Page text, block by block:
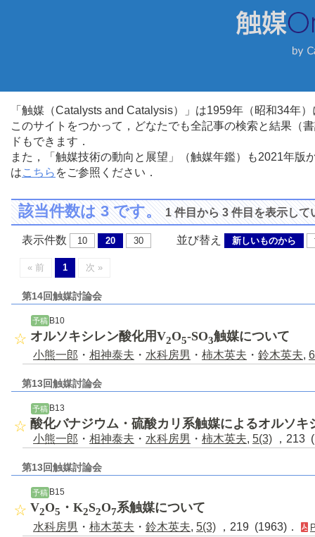
「触媒（Catalysts and Catalysis）」は1959年（昭和34年
このサイトをつかって，どなたでも全記事の検索と結果（
ドもできます．
また，「触媒技術の動向と展望」（触媒年鑑）も2021年
はこちら をご参照ください．
該当件数は 3 です。1 件目から 3 件目を表示して
表示件数 10 20 30 並び替え 新しいものから
« 前 1 次 »
第14回触媒討論会
予稿 B10
オルソキシレン酸化用V2O5-SO3触媒について
小熊一郎 ・ 相神泰夫 ・ 水科房男 ・ 柿木英夫 ・ 鈴木英夫,
第13回触媒討論会
予稿 B13
酸化バナジウム・硫酸カリ系触媒によるオルソキ
小熊一郎 ・ 相神泰夫 ・ 水科房男 ・ 柿木英夫, 5(3) ，213
第13回触媒討論会
予稿B15
V2O5 ・K2S2O7系触媒について
水科房男 ・ 柿木英夫 ・ 鈴木英夫, 5(3) ，219 (1963)．